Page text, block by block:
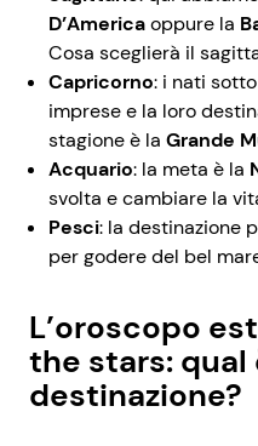
D’Americaoppure la
Cosa sceglierà il
Capricorno: i nati
imprese e la loro
stagione è la Grande
Acquario: la meta è la
svolta e cambiare la
Pesci: la destinazione
per godere del bel
L’oroscopo
the stars: qual
destinazione?